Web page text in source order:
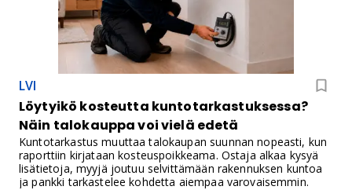
LVI
Löytyikö kosteutta kuntotarkastuksessa?
Näin talokauppa voi vielä edetä
Kuntotarkastus muuttaa talokaupan suunnan nopeasti, kun
raporttiin kirjataan kosteuspoikkeama. Ostaja alkaa kysyä
lisätietoja, myyjä joutuu selvittämään rakennuksen kuntoa
ja pankki tarkastelee kohdetta aiempaa varovaisemmin.